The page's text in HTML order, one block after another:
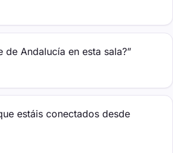
de Andalucía en esta sala?”
estáis conectados desde